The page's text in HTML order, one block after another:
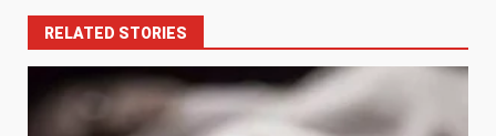
RELATED STORIES